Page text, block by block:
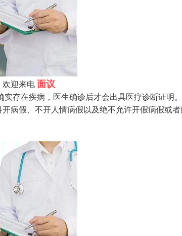
欢迎来电面议
存在疾病，医生确诊后才会出具医疗诊断证明
病假、不开人情病假以及绝不允许开假病假或